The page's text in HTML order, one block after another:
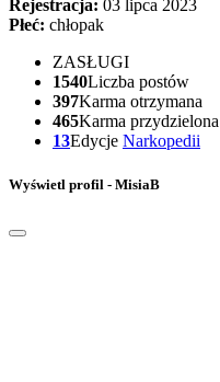
Rejestracja: 03 lipca 2023
Płeć: chłopak
ZASŁUGI
1540Liczba postów
397Karma otrzymana
465Karma przydzielona
13Edycje Narkopedii
Wyświetl profil - MisiaB